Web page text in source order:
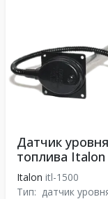
Датчик уровня
топлива Italon
Italon itl-1500
Тип: датчик